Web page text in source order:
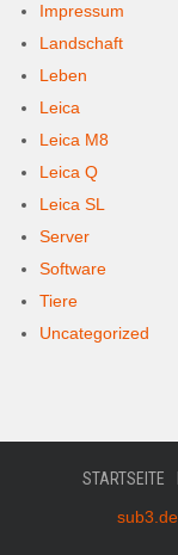
Impressum
Landschaft
Leben
Leica
Leica M8
Leica Q
Leica SL
Server
Software
Tiere
Uncategorized
STARTSEITE
sub3.de